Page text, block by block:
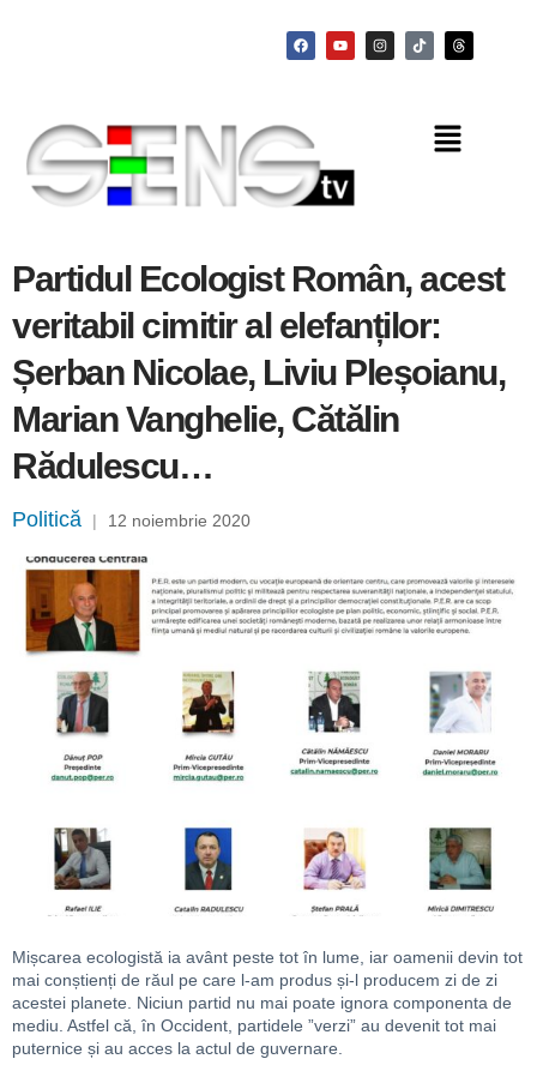
Partidul Ecologist Român, acest
veritabil cimitir al elefanților:
Șerban Nicolae, Liviu Pleșoianu,
Marian Vanghelie, Cătălin
Rădulescu…
Politică | 12 noiembrie 2020
Mișcarea ecologistă ia avânt peste tot în lume, iar oamenii devin tot
mai conștienți de răul pe care l-am produs și-l producem zi de zi
acestei planete. Niciun partid nu mai poate ignora componenta de
mediu. Astfel că, în Occident, partidele ”verzi” au devenit tot mai
puternice și au acces la actul de guvernare.